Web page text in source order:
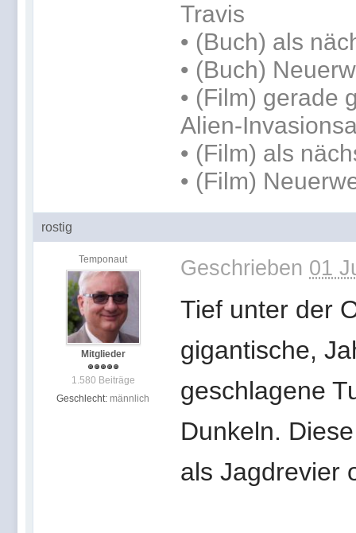
Travis
• (Buch) als
• (Buch)
• (Film) gerade
Alien-
• (Film) als
• (Film)
rostig
Temponaut
Mitglieder
1.580 Beiträge
Geschlecht: männlich
Geschrieben 01
Tief unter der
gigantische,
geschlagene
Dunkeln.
als Jagdrevier